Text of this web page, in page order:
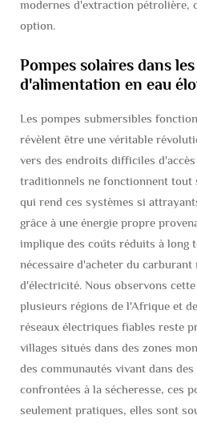
modernes d'extraction pétrolière,
option.
Pompes solaires dans
d'alimentation en eau
Les pompes submersibles
révèlent être une véritable
vers des endroits difficiles
traditionnels ne fonctionnent tout
qui rend ces systèmes si
grâce à une énergie propre
implique des coûts réduits à long
nécessaire d'acheter du
d'électricité. Nous observons
plusieurs régions de l'Afrique et
réseaux électriques fiables reste
villages situés dans des zones
des communautés vivant dans
confrontées à la sécheresse, ces
seulement pratiques, elles sont